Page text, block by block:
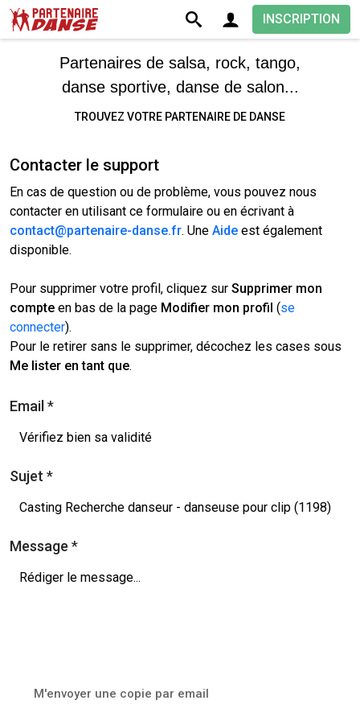
INSCRIPTION
Partenaires de salsa, rock, tango,
danse sportive, danse de salon...
TROUVEZ VOTRE PARTENAIRE DE DANSE
Contacter le support
En cas de question ou de problème, vous pouvez nous
contacter en utilisant ce formulaire ou en écrivant à
contact@partenaire-danse.fr. Une Aide est également
disponible.
Pour supprimer votre profil, cliquez sur Supprimer mon
compte en bas de la page Modifier mon profil (se
connecter).
Pour le retirer sans le supprimer, décochez les cases sous
Me lister en tant que.
Email *
Sujet *
Message *
M'envoyer une copie par email